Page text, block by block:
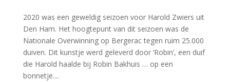
2020 was een geweldig seizoen voor Harold Zwiers uit
Den Ham. Het hoogtepunt van dit seizoen was de
Nationale Overwinning op Bergerac tegen ruim 25.000
duiven. Dit kunstje werd geleverd door ‘Robin’, een duif
die Harold haalde bij Robin Bakhuis … op een
bonnetje....